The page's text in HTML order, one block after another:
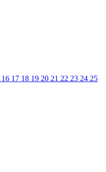
16 17 18 19 20 21 22 23 24 25